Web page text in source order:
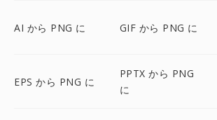
AI から PNG に GIF から PNG に
EPS から PNG に
PPTX から PNG
に